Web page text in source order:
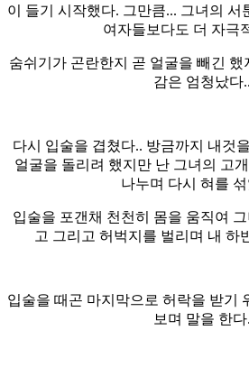
이 들기 시작했다. 그만큼... 그녀의 서
여자들보다도 더 자극
숨쉬기가 곤란한지 곧 얼굴을 빼긴 했
감은 엄청났다..
다시 입술을 겹쳤다.. 방금까지 내것
얼굴을 돌리려 했지만 난 그녀의 고
나누며 다시 혀를
입술을 포갠채 천천히 몸을 움직여
고 그리고 허벅지를 벌리며 내 하
입술을 때곤 마지막으로 허락을 받기
보며 말을 한다.